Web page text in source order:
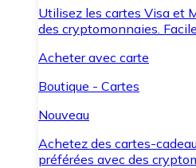
Utilisez les cartes Visa et
des cryptomonnaies.
Acheter avec carte
Boutique - Cartes
Nouveau
Achetez des cartes-
préférées avec des